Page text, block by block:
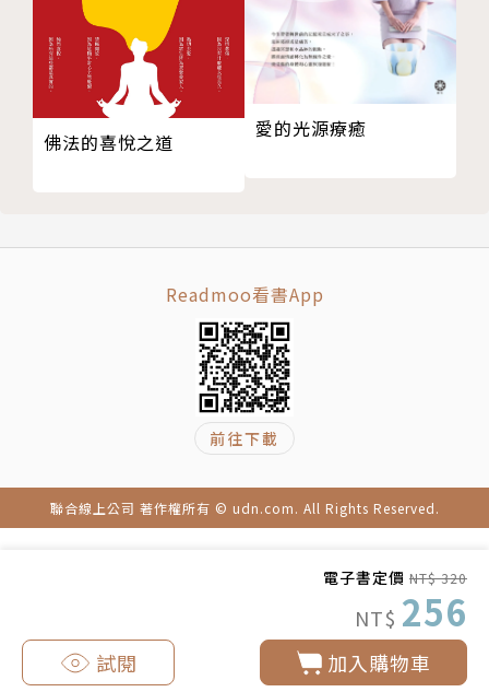
電子書定價 NT$ 320
NT$ 256
加入購物車
試閱
行禪師講金剛經》《一行禪師談生命真正的快樂》《一
行禪師談正念工作的奇蹟》《初戀三摩地》《一行禪師
講阿彌陀經》等多本書。
譯者簡介
指南》、《接觸大地》等。
佛法譯師/教師，教授空性禪修五次第、金剛拳與丹道
自1999年跟隨 堪布竹清嘉措仁波切修習顯密三乘法
練，並完成噶瑪列些林佛學院六年課程。由上師任命為
台灣馬爾巴佛學會首位金剛拳教師與首批教師團講師。
出版作品：《世界上最快樂的人》、《蓮師心要建言》
等二十餘部，佛曲專輯：〈噶瑪巴千諾〉、〈噶瑪巴天
12 一切皆是現象
緣起
糖是甜的嗎？
如實觀照
在一起，夫復何求
智慧帶來解脫
16 無 畏
17 是誰覺悟？
當下覺悟
佛法的喜悅之道
愛的光源療癒
Readmoo看書App
前往下載
聯合線上公司 著作權所有 © udn.com. All Rights Reserved.